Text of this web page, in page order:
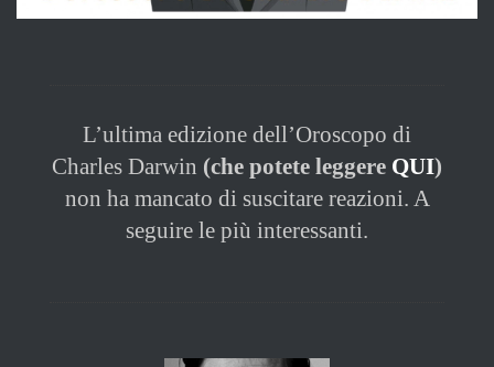
L’ultima edizione dell’Oroscopo di
Charles Darwin (che potete leggere QUI)
non ha mancato di suscitare reazioni. A
seguire le più interessanti.